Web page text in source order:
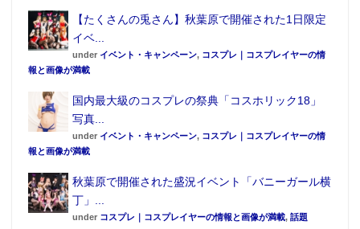
【たくさんの兎さん】秋葉原で開催された1日限定
イベ...
under イベント・キャンペーン, コスプレ｜コスプレイヤーの情
報と画像が満載
国内最大級のコスプレの祭典「コスホリック18」
写真...
under イベント・キャンペーン, コスプレ｜コスプレイヤーの情
報と画像が満載
秋葉原で開催された盛況イベント「バニーガール横
丁」...
under コスプレ｜コスプレイヤーの情報と画像が満載, 話題